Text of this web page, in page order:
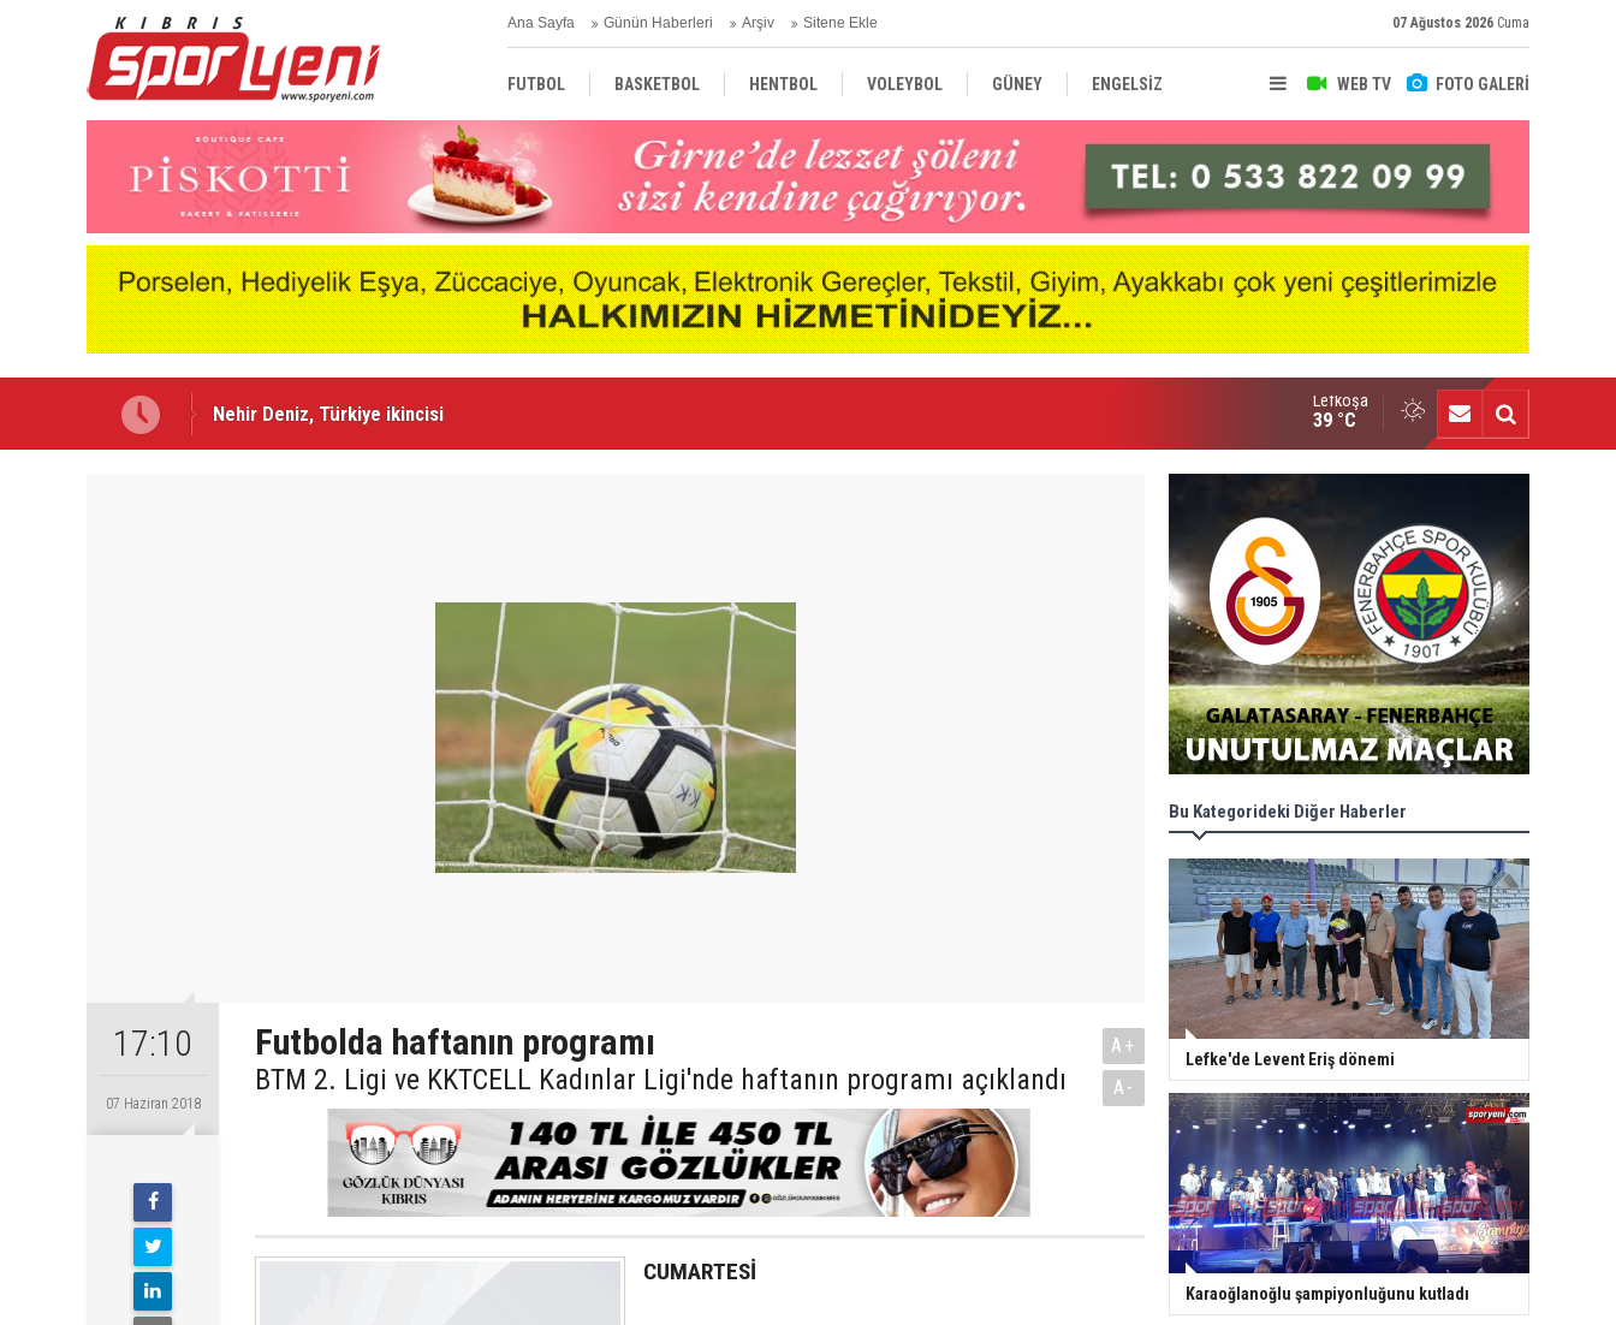
Ana Sayfa Günün Haberleri Arşiv Sitene Ekle 07 Ağustos 2026 Cuma
WEB TV FOTO GALERİ
FUTBOL BASKETBOL HENTBOL VOLEYBOL GÜNEY ENGELSİZ
TÜRKİYE AVRUPA DÜNYA
Lefke'de Levent Eriş dönemi
“Kıbrıs’ta kemeri kazanan üçüncü kişiyim”
Lefkoşa
39 °C
17:10
07 Haziran 2018
Futbolda haftanın programı
BTM 2. Ligi ve KKTCELL Kadınlar Ligi'nde haftanın programı açıklandı
A+
A-
CUMARTESİ
Bu Kategorideki Diğer Haberler
Lefke'de Levent Eriş dönemi
Karaoğlanoğlu şampiyonluğunu kutladı